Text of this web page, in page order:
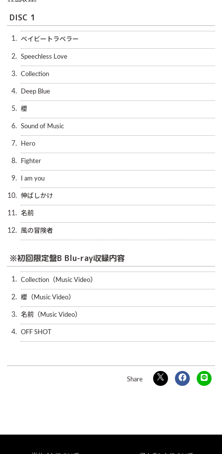
DISC 1
1. ベイビートラベラー
2. Speechless Love
3. Collection
4. Deep Blue
5. 櫻
6. Sound of Music
7. Hero
8. Fighter
9. I am you
10. 伸ばしかけ
11. 名前
12. 風の冒険者
※初回限定盤B Blu-ray収録内容
1. Collection（Music Video）
2. 櫻（Music Video）
3. 名前（Music Video）
4. OFF SHOT